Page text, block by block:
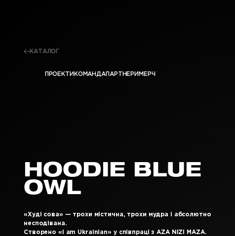
КАТАЛОГ
ПРОЕКТИ КОМАНДАПАРТНЕРИ МЕРЧ
HOODIE BLUE
OWL
«Худі сова» — трохи містична, трохи мудра і абсолютно
несподівана.
Створено «I am Ukrainian» у співпраці з AZA NIZI MAZA.